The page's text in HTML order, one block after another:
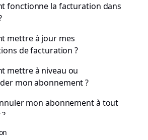
fonctionne la facturation dans
mettre à jour mes
de facturation ?
mettre à niveau ou
mon abonnement ?
mon abonnement à tout